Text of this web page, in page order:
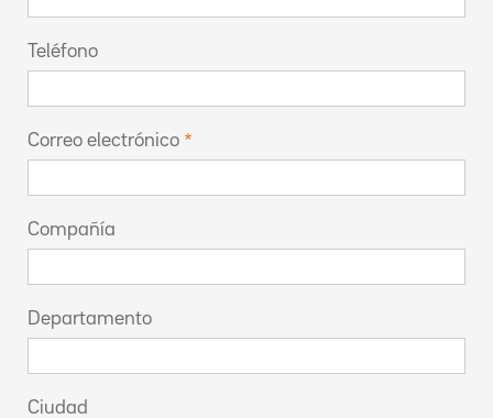
Teléfono
Correo electrónico
Compañía
Departamento
Ciudad